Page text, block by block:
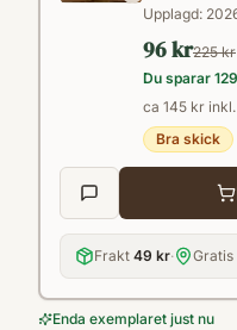
Upplagd:
96 kr225 kr
Du sparar
ca 145 kr
Bra skick
Frakt 49 kr· Gratis
Enda exemplaret just nu